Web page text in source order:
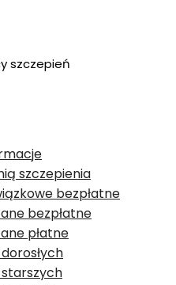
szczepień
szczepienia
bezpłatne
bezpłatne
płatne